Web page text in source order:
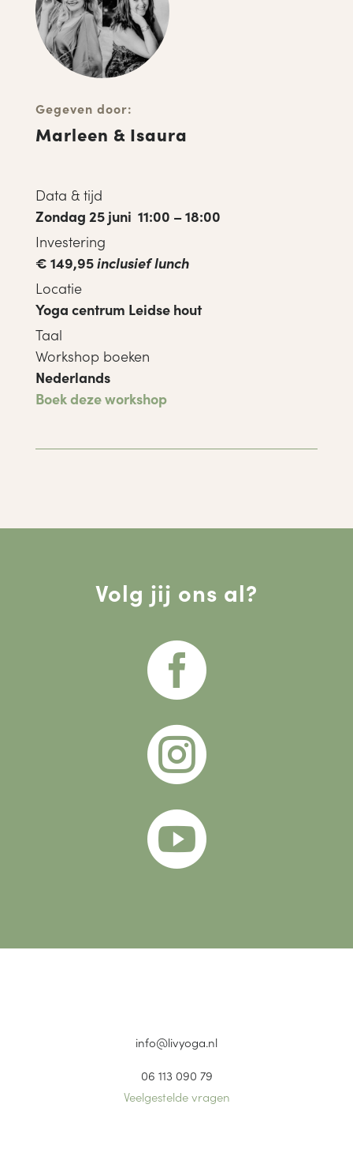
Gegeven door:
Marleen & Isaura
Data & tijd
Zondag 25 juni 11:00 – 18:00
Investering
€ 149,95inclusief lunch
Locatie
Yoga centrum Leidse hout
Taal
Workshop boeken
Nederlands
Boek deze workshop
Volg jij ons al?



info@livyoga.nl
06 113 090 79
Veelgestelde vragen